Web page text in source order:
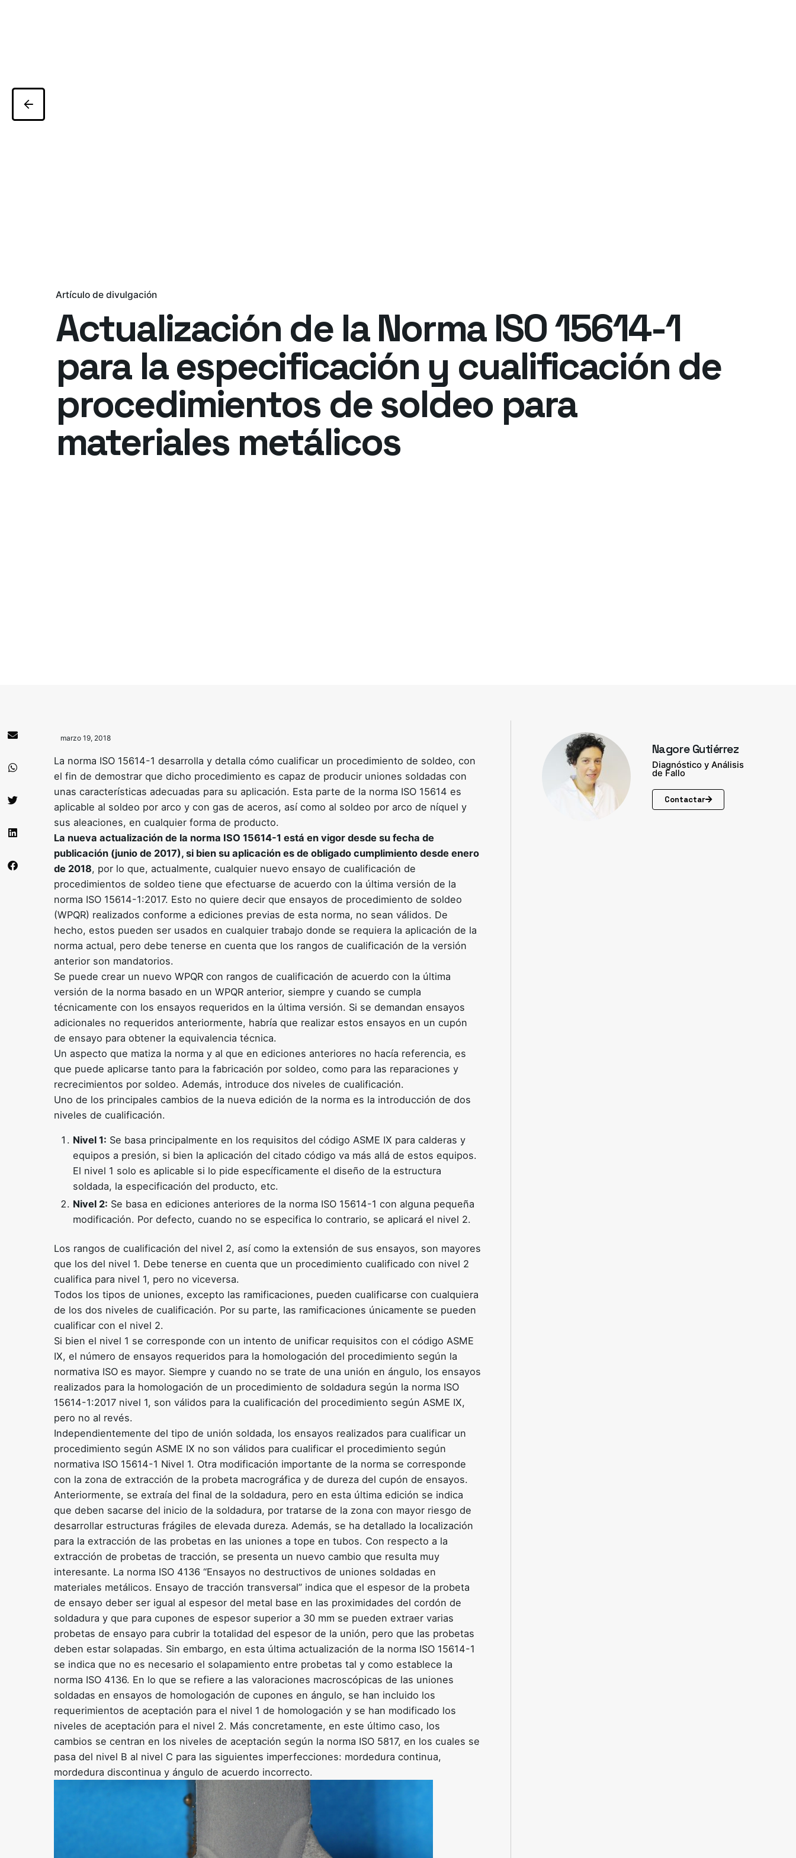
Artículo de divulgación
Actualización de la Norma ISO 15614-1
para la especificación y cualificación de
procedimientos de soldeo para
materiales metálicos
marzo 19, 2018
La norma ISO 15614-1 desarrolla y detalla cómo cualificar un procedimiento de soldeo, con
el fin de demostrar que dicho procedimiento es capaz de producir uniones soldadas con
unas características adecuadas para su aplicación. Esta parte de la norma ISO 15614 es
aplicable al soldeo por arco y con gas de aceros, así como al soldeo por arco de níquel y
sus aleaciones, en cualquier forma de producto.
La nueva actualización de la norma ISO 15614-1 está en vigor desde su fecha de
publicación (junio de 2017), si bien su aplicación es de obligado cumplimiento desde enero
de 2018, por lo que, actualmente, cualquier nuevo ensayo de cualificación de
procedimientos de soldeo tiene que efectuarse de acuerdo con la última versión de la
norma ISO 15614-1:2017. Esto no quiere decir que ensayos de procedimiento de soldeo
(WPQR) realizados conforme a ediciones previas de esta norma, no sean válidos. De
hecho, estos pueden ser usados en cualquier trabajo donde se requiera la aplicación de la
norma actual, pero debe tenerse en cuenta que los rangos de cualificación de la versión
anterior son mandatorios.
Se puede crear un nuevo WPQR con rangos de cualificación de acuerdo con la última
versión de la norma basado en un WPQR anterior, siempre y cuando se cumpla
técnicamente con los ensayos requeridos en la última versión. Si se demandan ensayos
adicionales no requeridos anteriormente, habría que realizar estos ensayos en un cupón
de ensayo para obtener la equivalencia técnica.
Un aspecto que matiza la norma y al que en ediciones anteriores no hacía referencia, es
que puede aplicarse tanto para la fabricación por soldeo, como para las reparaciones y
recrecimientos por soldeo. Además, introduce dos niveles de cualificación.
Uno de los principales cambios de la nueva edición de la norma es la introducción de dos
niveles de cualificación.
Nivel 1: Se basa principalmente en los requisitos del código ASME IX para calderas y
equipos a presión, si bien la aplicación del citado código va más allá de estos equipos.
El nivel 1 solo es aplicable si lo pide específicamente el diseño de la estructura
soldada, la especificación del producto, etc.
Nivel 2: Se basa en ediciones anteriores de la norma ISO 15614-1 con alguna pequeña
modificación. Por defecto, cuando no se especifica lo contrario, se aplicará el nivel 2.
Los rangos de cualificación del nivel 2, así como la extensión de sus ensayos, son mayores
que los del nivel 1. Debe tenerse en cuenta que un procedimiento cualificado con nivel 2
cualifica para nivel 1, pero no viceversa.
Todos los tipos de uniones, excepto las ramificaciones, pueden cualificarse con cualquiera
de los dos niveles de cualificación. Por su parte, las ramificaciones únicamente se pueden
cualificar con el nivel 2.
Si bien el nivel 1 se corresponde con un intento de unificar requisitos con el código ASME
IX, el número de ensayos requeridos para la homologación del procedimiento según la
normativa ISO es mayor. Siempre y cuando no se trate de una unión en ángulo, los ensayos
realizados para la homologación de un procedimiento de soldadura según la norma ISO
15614-1:2017 nivel 1, son válidos para la cualificación del procedimiento según ASME IX,
pero no al revés.
Independientemente del tipo de unión soldada, los ensayos realizados para cualificar un
procedimiento según ASME IX no son válidos para cualificar el procedimiento según
normativa ISO 15614-1 Nivel 1. Otra modificación importante de la norma se corresponde
con la zona de extracción de la probeta macrográfica y de dureza del cupón de ensayos.
Anteriormente, se extraía del final de la soldadura, pero en esta última edición se indica
que deben sacarse del inicio de la soldadura, por tratarse de la zona con mayor riesgo de
desarrollar estructuras frágiles de elevada dureza. Además, se ha detallado la localización
para la extracción de las probetas en las uniones a tope en tubos. Con respecto a la
extracción de probetas de tracción, se presenta un nuevo cambio que resulta muy
interesante. La norma ISO 4136 “Ensayos no destructivos de uniones soldadas en
materiales metálicos. Ensayo de tracción transversal” indica que el espesor de la probeta
de ensayo deber ser igual al espesor del metal base en las proximidades del cordón de
soldadura y que para cupones de espesor superior a 30 mm se pueden extraer varias
probetas de ensayo para cubrir la totalidad del espesor de la unión, pero que las probetas
deben estar solapadas. Sin embargo, en esta última actualización de la norma ISO 15614-1
se indica que no es necesario el solapamiento entre probetas tal y como establece la
norma ISO 4136. En lo que se refiere a las valoraciones macroscópicas de las uniones
soldadas en ensayos de homologación de cupones en ángulo, se han incluido los
requerimientos de aceptación para el nivel 1 de homologación y se han modificado los
niveles de aceptación para el nivel 2. Más concretamente, en este último caso, los
cambios se centran en los niveles de aceptación según la norma ISO 5817, en los cuales se
pasa del nivel B al nivel C para las siguientes imperfecciones: mordedura continua,
mordedura discontinua y ángulo de acuerdo incorrecto.
Nagore Gutiérrez
Diagnóstico y Análisis
de Fallo
Contactar